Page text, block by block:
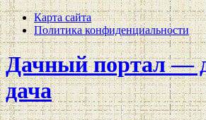
Карта сайта
Политика конфиденциальности
Дачный портал —
дача